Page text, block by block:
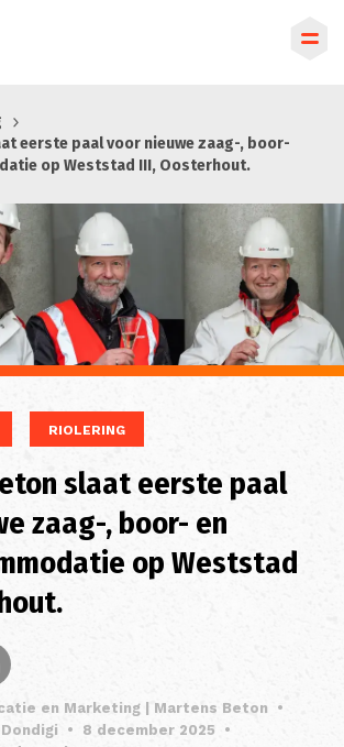
eerste paal voor nieuwe zaag-, boor-
op Weststad III, Oosterhout.
RIOLERING
slaat eerste paal
zaag-, boor- en
op Weststad
en Marketing | Martens Beton
•
• 8 december 2025
•